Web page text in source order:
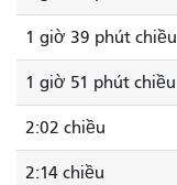
1 giờ 39 phút chiều
1 giờ 51 phút chiều
2:02 chiều
2:14 chiều